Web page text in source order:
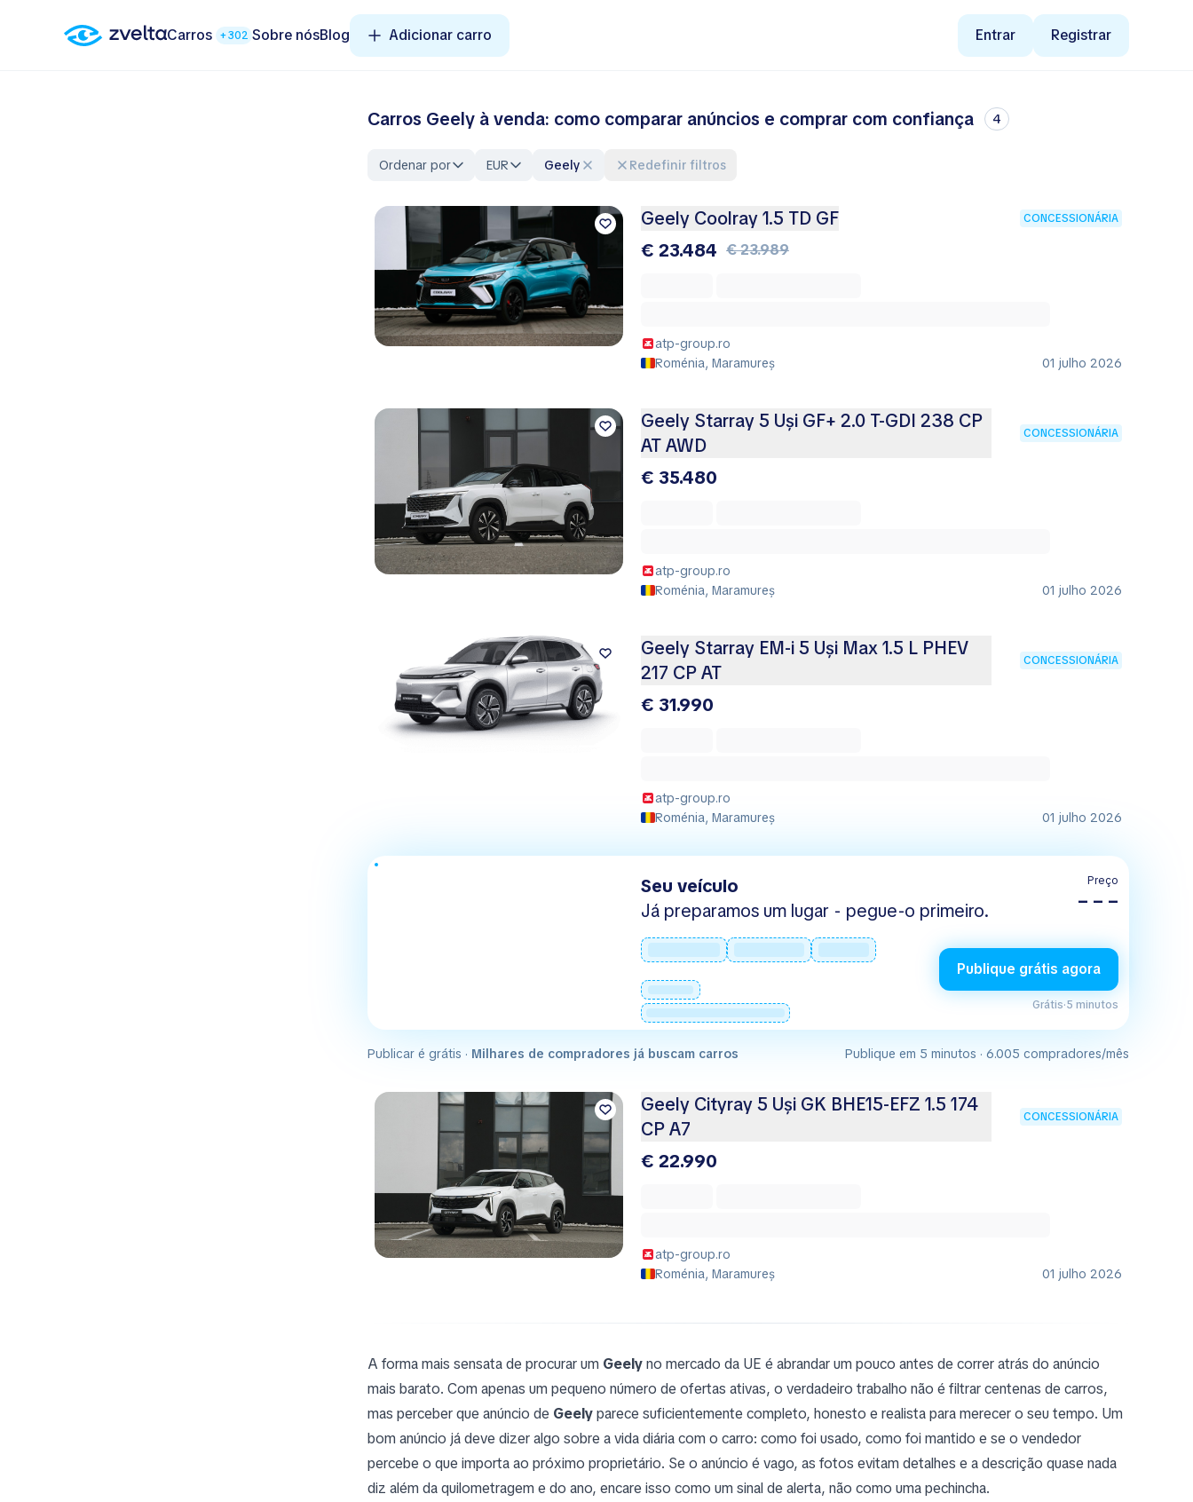
Carros +302 Sobre nósBlog Adicionar carro Entrar Registrar
Carros Geely à venda: como comparar anúncios e comprar com confiança 4
Ordenar por EUR Geely Redefinir filtros
Geely Coolray 1.5 TD GF CONCESSIONÁRIA
€ 23.484 € 23.989
atp-group.ro
Roménia, Maramureș
01 julho 2026
Geely Starray 5 Uși GF+ 2.0 T-GDI 238 CP
AT AWD
CONCESSIONÁRIA
€ 35.480
atp-group.ro
Roménia, Maramureș
01 julho 2026
Geely Starray EM-i 5 Uși Max 1.5 L PHEV
217 CP AT
CONCESSIONÁRIA
€ 31.990
atp-group.ro
Roménia, Maramureș
01 julho 2026
Seu veículo
Já preparamos um lugar - pegue-o primeiro.
Preço
– – –
Publique grátis agora
Grátis·5 minutos
Publicar é grátis · Milhares de compradores já buscam carros Publique em 5 minutos · 6.005 compradores/mês
Geely Cityray 5 Uși GK BHE15-EFZ 1.5 174
CP A7
CONCESSIONÁRIA
€ 22.990
atp-group.ro
Roménia, Maramureș
01 julho 2026
A forma mais sensata de procurar um Geelyno mercado da UE é abrandar um pouco antes de correr atrás do anúncio
mais barato. Com apenas um pequeno número de ofertas ativas, o verdadeiro trabalho não é filtrar centenas de carros,
mas perceber que anúncio de Geelyparece suficientemente completo, honesto e realista para merecer o seu tempo. Um
bom anúncio já deve dizer algo sobre a vida diária com o carro: como foi usado, como foi mantido e se o vendedor
percebe o que importa ao próximo proprietário. Se o anúncio é vago, as fotos evitam detalhes e a descrição quase nada
diz além da quilometragem e do ano, encare isso como um sinal de alerta, não como uma pechincha.